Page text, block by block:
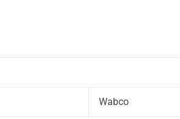
Wabco